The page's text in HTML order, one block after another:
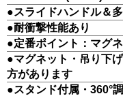
●スライドハンドル＆
●耐衝撃性能あり
●定番ポイント：マグ
●マグネット・吊り下
方があります
●スタンド付属・360°